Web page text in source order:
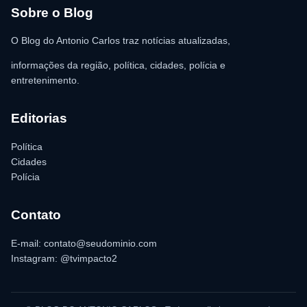
para as providências legais.
Sobre o Blog
O Blog do Antonio Carlos traz notícias atualizadas,
informações da região, política, cidades, polícia e
entretenimento.
Editorias
Política
Cidades
Polícia
Contato
E-mail: contato@seudominio.com
Instagram: @tvimpacto2